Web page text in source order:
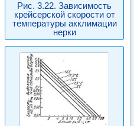
Рис. 3.22. Зависимость
крейсерской скорости от
температуры акклимации
нерки